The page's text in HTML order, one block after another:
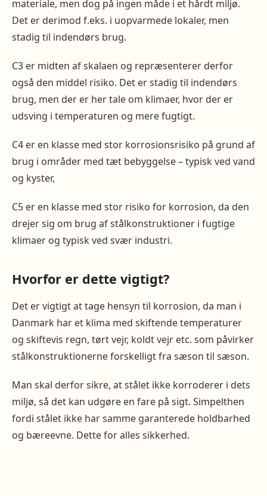
materiale, men dog på ingen måde i et hårdt miljø.
Det er derimod f.eks. i uopvarmede lokaler, men
stadig til indendørs brug.
C3 er midten af skalaen og repræsenterer derfor
også den middel risiko. Det er stadig til indendørs
brug, men der er her tale om klimaer, hvor der er
udsving i temperaturen og mere fugtigt.
C4 er en klasse med stor korrosionsrisiko på grund af
brug i områder med tæt bebyggelse – typisk ved vand
og kyster,
C5 er en klasse med stor risiko for korrosion, da den
drejer sig om brug af stålkonstruktioner i fugtige
klimaer og typisk ved svær industri.
Hvorfor er dette vigtigt?
Det er vigtigt at tage hensyn til korrosion, da man i
Danmark har et klima med skiftende temperaturer
og skiftevis regn, tørt vejr, koldt vejr etc. som påvirker
stålkonstruktionerne forskelligt fra sæson til sæson.
Man skal derfor sikre, at stålet ikke korroderer i dets
miljø, så det kan udgøre en fare på sigt. Simpelthen
fordi stålet ikke har samme garanterede holdbarhed
og bæreevne. Dette for alles sikkerhed.